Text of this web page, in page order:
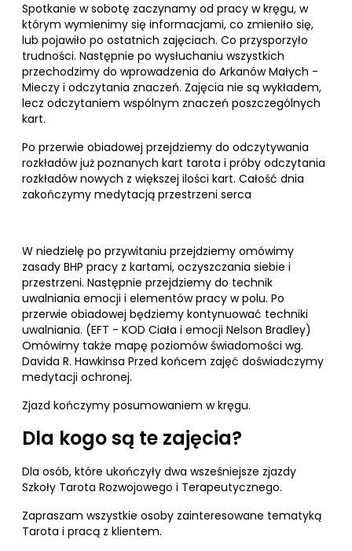
Spotkanie w sobotę zaczynamy od pracy w kręgu, w
którym wymienimy się informacjami, co zmieniło się,
lub pojawiło po ostatnich zajęciach. Co przysporzyło
trudności. Następnie po wysłuchaniu wszystkich
przechodzimy do wprowadzenia do Arkanów Małych -
Mieczy i odczytania znaczeń. Zajęcia nie są wykładem,
lecz odczytaniem wspólnym znaczeń poszczególnych
kart.
Po przerwie obiadowej przejdziemy do odczytywania
rozkładów już poznanych kart tarota i próby odczytania
rozkładów nowych z większej ilości kart. Całość dnia
zakończymy medytacją przestrzeni serca
W niedzielę po przywitaniu przejdziemy omówimy
zasady BHP pracy z kartami, oczyszczania siebie i
przestrzeni. Następnie przejdziemy do technik
uwalniania emocji i elementów pracy w polu. Po
przerwie obiadowej będziemy kontynuować techniki
uwalniania. (EFT - KOD Ciała i emocji Nelson Bradley)
Omówimy także mapę poziomów świadomości wg.
Davida R. Hawkinsa Przed końcem zajęć doświadczymy
medytacji ochronej.
Zjazd kończymy posumowaniem w kręgu.
Dla kogo są te zajęcia?
Dla osób, które ukończyły dwa wsześniejsze zjazdy
Szkoły Tarota Rozwojowego i Terapeutycznego.
Zapraszam wszystkie osoby zainteresowane tematyką
Tarota i pracą z klientem.